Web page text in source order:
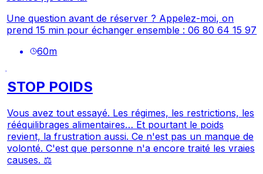
Une question avant de réserver ? Appelez-moi, on
prend 15 min pour échanger ensemble : 06 80 64 15 97
60m
STOP POIDS
Vous avez tout essayé. Les régimes, les restrictions, les
rééquilibrages alimentaires… Et pourtant le poids
revient, la frustration aussi. Ce n'est pas un manque de
volonté. C'est que personne n'a encore traité les vraies
causes. ⚖️